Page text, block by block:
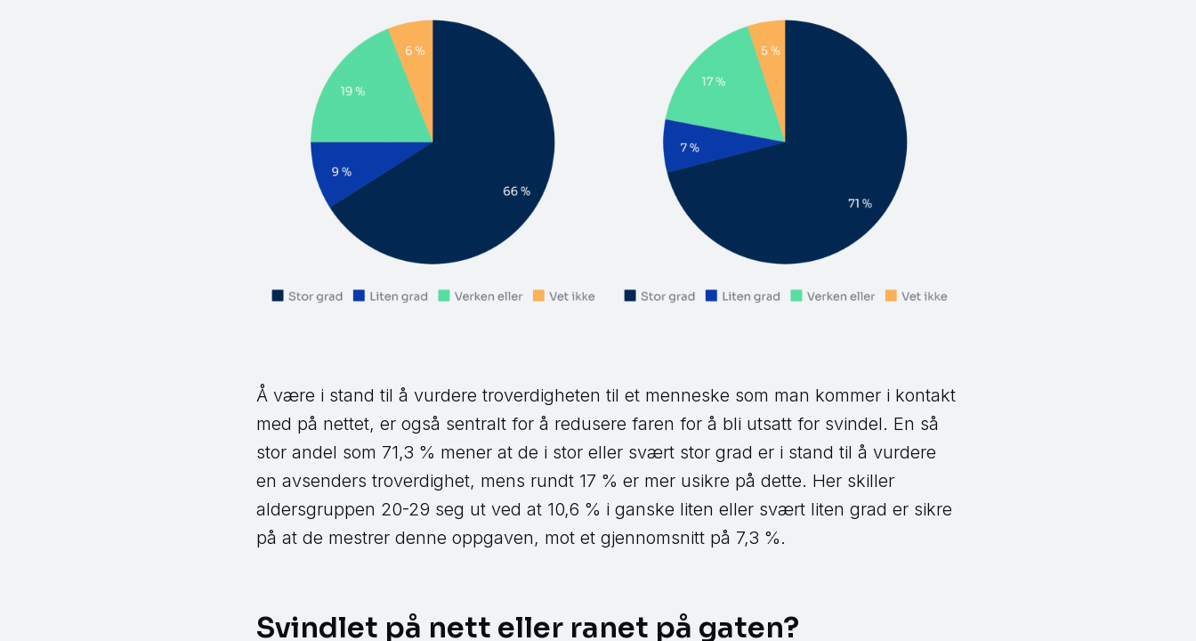
Å være i stand til å vurdere troverdigheten til et menneske som man kommer i kontakt
med på nettet, er også sentralt for å redusere faren for å bli utsatt for svindel. En så
stor andel som 71,3 % mener at de i stor eller svært stor grad er i stand til å vurdere
en avsenders troverdighet, mens rundt 17 % er mer usikre på dette. Her skiller
aldersgruppen 20-29 seg ut ved at 10,6 % i ganske liten eller svært liten grad er sikre
på at de mestrer denne oppgaven, mot et gjennomsnitt på 7,3 %.
Svindlet på nett eller ranet på gaten?